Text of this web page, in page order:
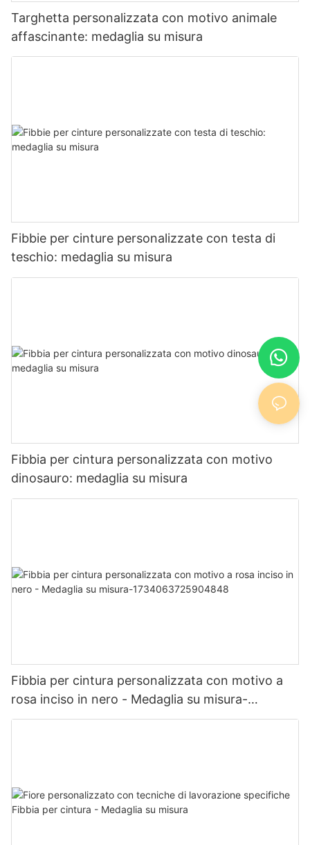
Targhetta personalizzata con motivo animale
affascinante: medaglia su misura
Fibbie per cinture personalizzate con testa di
teschio: medaglia su misura
Fibbia per cintura personalizzata con motivo
dinosauro: medaglia su misura
Fibbia per cintura personalizzata con motivo a
rosa inciso in nero - Medaglia su misura-
1734063725904848